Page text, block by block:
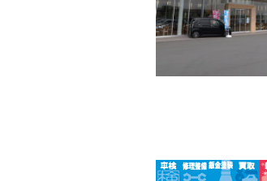
シートヒーター
フロントカメラ